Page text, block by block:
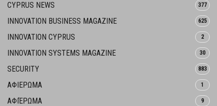
CYPRUS NEWS 377
INNOVATION BUSINESS MAGAZINE 625
INNOVATION CYPRUS 2
INNOVATION SYSTEMS MAGAZINE 30
SECURITY 883
ΑΦΙΕΡΩΜΑ 1
ΑΦΙΈΡΩΜΑ 9